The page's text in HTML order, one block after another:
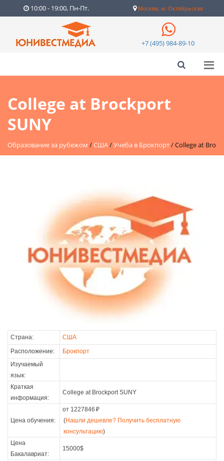
10:00 - 19:00, Пн-Пт. Москва, м. Октябрьская
+7 (495) 984-89-10
College at Brockport
SUNY
Образование за рубежом /США/Учеба в Брокпорт/College at
Страна:
США
Расположение:
Брокпорт
Изучаемый
язык:
Краткая
информация:
College at Brockport SUNY
Цена обучения:
от 1227846 ₽
(Нашли дешевле? Получить бесплатную
консультацию)
Цена
Бакалавриат:
15000$